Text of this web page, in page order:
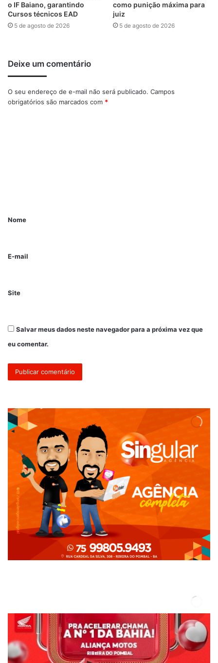
o IF Baiano, garantindo
Cursos técnicos EAD
5 de agosto de 2026
como punição máxima para
juiz
5 de agosto de 2026
Deixe um comentário
O seu endereço de e-mail não será publicado. Campos
obrigatórios são marcados com *
Nome
E-mail
Site
Salvar meus dados neste navegador para a próxima vez que
eu comentar.